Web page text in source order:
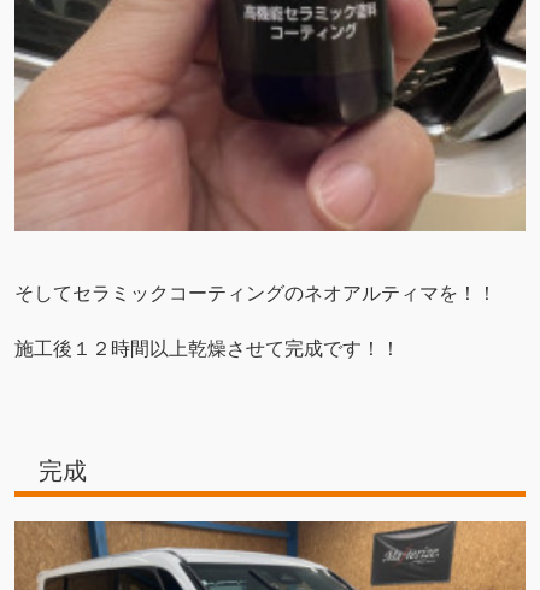
そしてセラミックコーティングのネオアルティマを！！
施工後１２時間以上乾燥させて完成です！！
完成